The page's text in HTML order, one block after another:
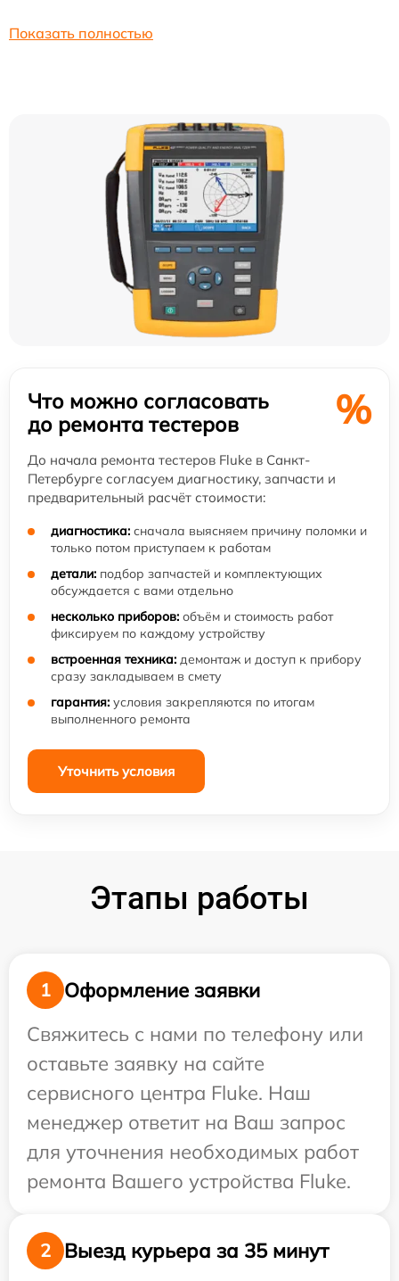
Показать полностью
Что можно согласовать
до ремонта тестеров
%
До начала ремонта тестеров Fluke в Санкт-
Петербурге согласуем диагностику, запчасти и
предварительный расчёт стоимости:
диагностика: сначала выясняем причину поломки и
только потом приступаем к работам
детали: подбор запчастей и комплектующих
обсуждается с вами отдельно
несколько приборов: объём и стоимость работ
фиксируем по каждому устройству
встроенная техника: демонтаж и доступ к прибору
сразу закладываем в смету
гарантия: условия закрепляются по итогам
выполненного ремонта
Уточнить условия
Этапы работы
1
Оформление заявки
Свяжитесь с нами по телефону или
оставьте заявку на сайте
сервисного центра Fluke. Наш
менеджер ответит на Ваш запрос
для уточнения необходимых работ
ремонта Вашего устройства Fluke.
2
Выезд курьера за 35 минут